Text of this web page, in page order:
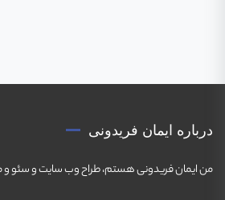
درباره ایمان فریدونی
من ایمان فریدونی هستم، طراح وب سایت و سئو و